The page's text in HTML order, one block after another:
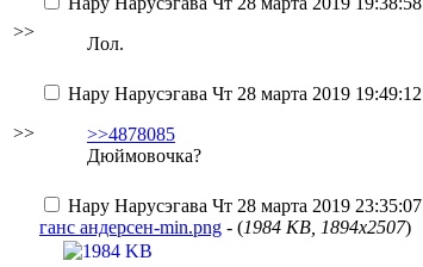
>>
Лол.
>>
Нару Нарусэгава Чт 28 марта 2019 19:49:12
>>4878085
Дюймовочка?
Нару Нарусэгава Чт 28 марта 2019 23:35:07
ганс андерсен-min.png - (1984 KB, 1894x2507)